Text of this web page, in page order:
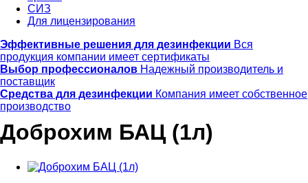
СИЗ
Для лицензирования
Эффективные решения для дезинфекции Вся
продукция компании имеет сертификаты
Выбор профессионалов Надежный производитель и
поставщик
Средства для дезинфекции Компания имеет собственное
производство
Доброхим БАЦ (1л)